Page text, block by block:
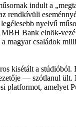
indult a
rendkívüli
nyelvű
Bank elnök-
a magyar családok
kisétált a
— szótlanul ült.
platformot, amelyet